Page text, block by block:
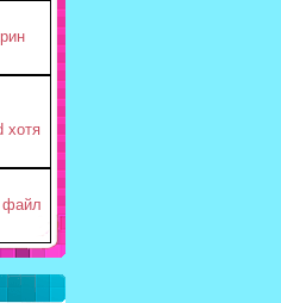
хотя
файл